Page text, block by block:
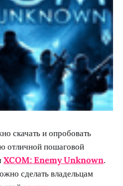
скачать и опробовать
отличной пошаговой
XCOM: Enemy Unknown.
сделать владельцам